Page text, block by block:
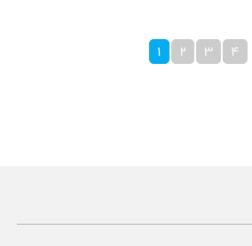
1 2 3 4